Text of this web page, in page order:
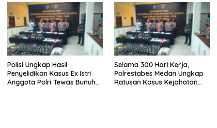
Polisi Ungkap Hasil
Penyelidikan Kasus Ex Istri
Anggota Polri Tewas Bunuh
Selama 300 Hari Kerja,
Polrestabes Medan Ungkap
Ratusan Kasus Kejahatan